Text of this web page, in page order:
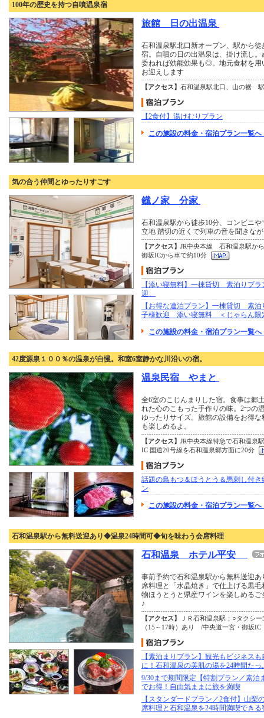
100年の歴史を持つ自噴温泉宿
旅館 日の出温泉
石和温泉駅北口新オープン、駅から
宿。自噴の日の出温泉は、掛け流し
委ねれば効能効果も◎。地元食材を用
お迎えします
【アクセス】 石和温泉駅北口、山の裾
【2食付】湯けむりプラン
この施設の料金・宿泊プラン一覧
気の合う仲間とゆったりすごす
鐡ノ家 分家
石和温泉駅から徒歩10分、コンビニ
立地 踏切の近くで列車の音を聞きな
【アクセス】 JR中央本線 石和温泉駅か
御坂ICから車で約10分
【添い寝無料】一棟貸切 素泊りプ
迎
【お得な連泊プラン】一棟貸切 素
子様歓迎 添い寝無料 ＜じゃらん限
この施設の料金・宿泊プラン一覧
42度源泉１００％の温泉が自慢。和室6室静かな川沿いの宿。
温泉民宿 やまと
全6室のこじんまりした宿。食事は郷
れた心のこもった手作りの味。2つの
ゆったりサイズ。旅館の設備をお得
も楽しめるよ。
【アクセス】 JR中央本線特急で石和温泉
IC 国道20号線を石和温泉郷方面に20分
話題の鳥もつ＆ほうとう＆馬刺し付き
ン
この施設の料金・宿泊プラン一覧
石和温泉駅から無料送迎あり◆温泉24時間可◆旬を味わう会席料理
石和温泉 ホテル平安
事前予約で石和温泉駅から無料送迎
席料理と「水晶焼き」で仕上げる黒
物ほうとうと県産ワインを楽しめる
♪
【アクセス】
ＪＲ石和温泉駅：○タク
（15～17時）あり /中央道一宮・御坂
【素泊まりプラン】観光もビジネス
に！石和温泉の美肌の湯を24時間たっ
9/30まで期間限定【特割プラン／素泊
でお得！自由気ままに旅を満喫
【スタンダードプラン／2食付】山梨
席料理と石和温泉を24時間満喫できる